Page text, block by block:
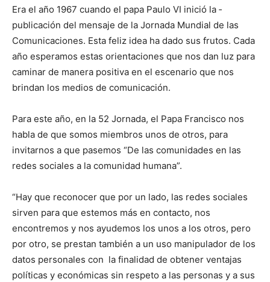
Era el año 1967 cuando el papa Paulo VI inició la ­
publicación del mensaje de la Jornada Mundial de las
Comunicaciones. Esta feliz idea ha dado sus frutos. Cada
año esperamos estas orientaciones que nos dan luz para
caminar de manera positiva en el escenario que nos
brindan los medios de comunicación.
Para este año, en la 52 Jornada, el Papa Francisco nos
habla de que somos miembros unos de otros, para
invitarnos a que pasemos “De las comunidades en las
redes sociales a la comunidad humana”.
“Hay que reconocer que por un lado, las redes sociales
sirven para que estemos más en contacto, nos
encontremos y nos ayudemos los unos a los otros, pero
por otro, se prestan también a un uso manipulador de los
datos personales con la finalidad de obtener ventajas
políticas y económicas sin respeto a las personas y a sus